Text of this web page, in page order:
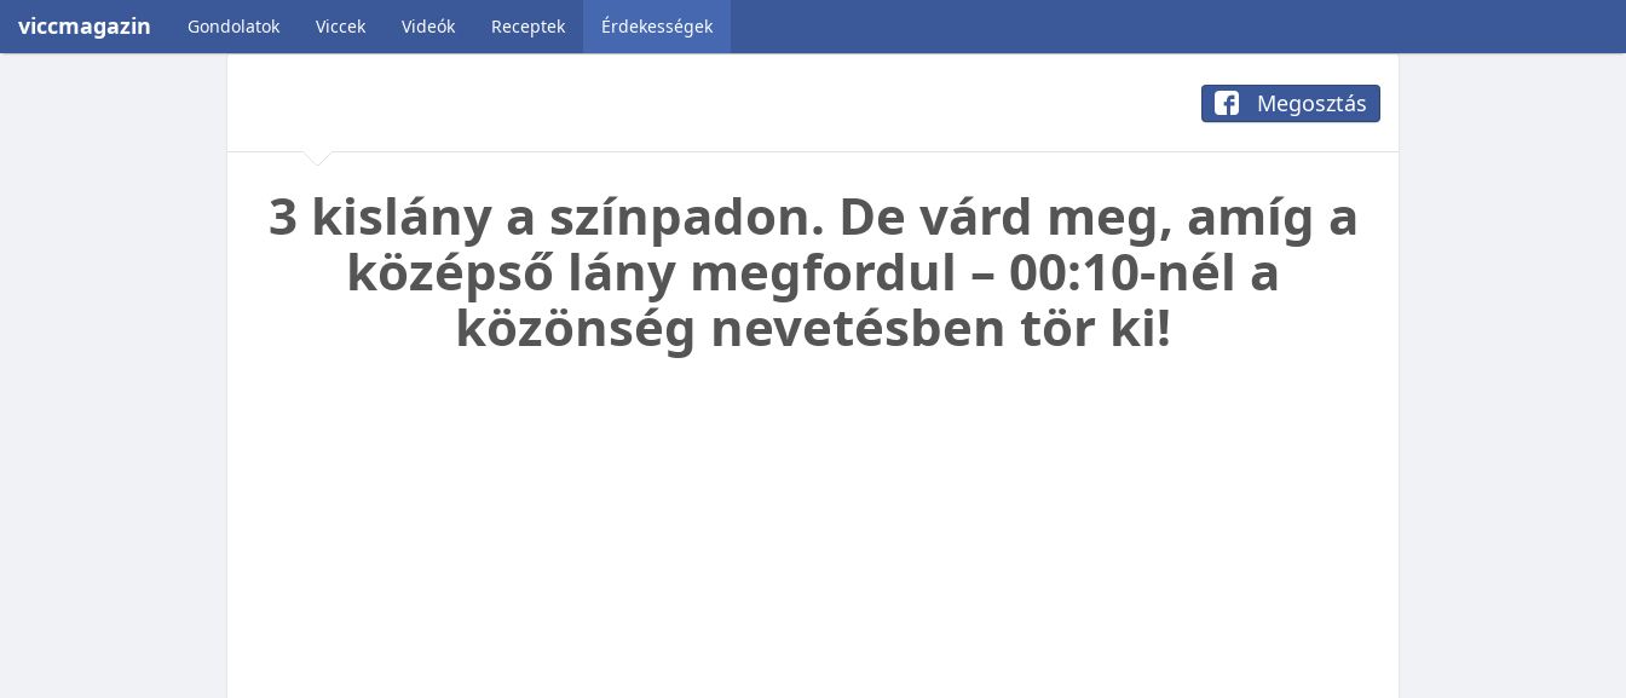
viccmagazin Gondolatok Viccek Videók Receptek Érdekességek
Megosztás
3 kislány a színpadon. De várd meg, amíg a
középső lány megfordul – 00:10-nél a
közönség nevetésben tör ki!